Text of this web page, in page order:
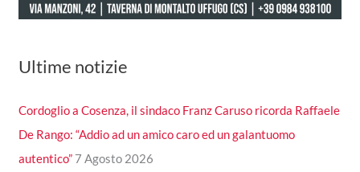
Ultime notizie
Cordoglio a Cosenza, il sindaco Franz Caruso ricorda Raffaele
De Rango: “Addio ad un amico caro ed un galantuomo
autentico” 7 Agosto 2026